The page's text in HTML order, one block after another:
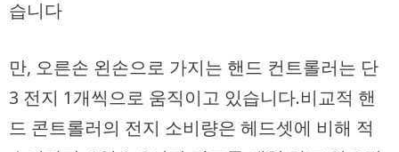
습니다
만, 오른손 왼손으로 가지는 핸드 컨트롤러는 단
3 전지 1개씩으로 움직이고 있습니다.비교적 핸
드 콘트롤러의 전지 소비량은 헤드셋에 비해 적